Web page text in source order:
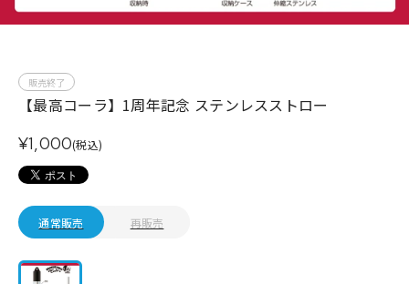
販売終了
【最高コーラ】1周年記念 ステンレスストロー
¥1,000(税込)
通常販売 再販売